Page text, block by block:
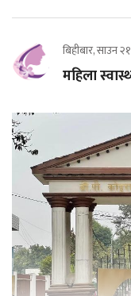
बिहीबार, साउन
महिला